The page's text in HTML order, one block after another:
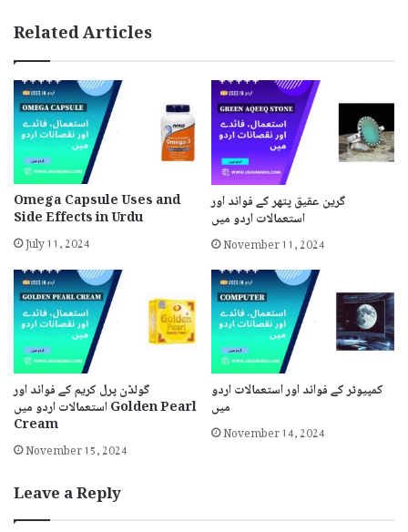
Related Articles
Omega Capsule Uses and
Side Effects in Urdu
July 11, 2024
گرین عقیق پتھر کے فوائد اور
استعمالات اردو میں
November 11, 2024
گولڈن پرل کریم کے فوائد اور
استعمالات اردو میں Golden Pearl
Cream
November 15, 2024
کمپیوٹر کے فوائد اور استعمالات اردو
میں
November 14, 2024
Leave a Reply